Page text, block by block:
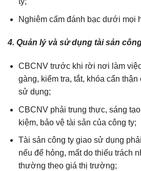
Nghiêm cấm đánh bạc dưới mọi
4. Quản lý và sử dụng tài sản
CBCNV trước khi rời nơi làm
gàng, kiểm tra, tắt, khóa cẩn
sử dụng;
CBCNV phải trung thực, sáng
kiệm, bảo vệ tài sản của công ty;
Tài sản công ty giao sử dụng
nếu để hỏng, mất do thiếu trách
thường theo giá thị trường;